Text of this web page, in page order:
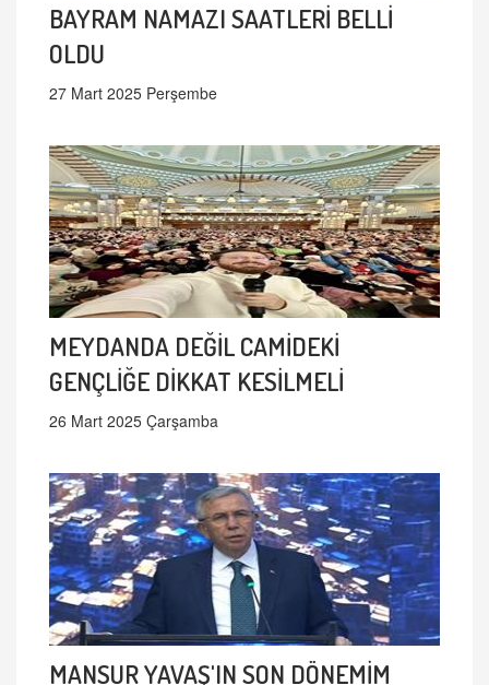
BAYRAM NAMAZI SAATLERİ BELLİ
OLDU
27 Mart 2025 Perşembe
MEYDANDA DEĞİL CAMİDEKİ
GENÇLİĞE DİKKAT KESİLMELİ
26 Mart 2025 Çarşamba
MANSUR YAVAŞ'IN SON DÖNEMİM